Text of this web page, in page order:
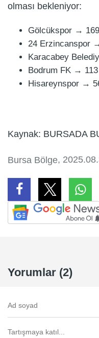
olması bekleniyor:
Gölcükspor →
24 Erzincanspor
Karacabey
Bodrum FK →
Hisareynspor →
Kaynak: BURSADA
Bursa Bölge,
Yorumlar (2)